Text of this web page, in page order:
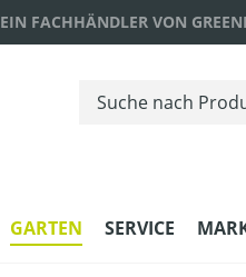
EIN FACHHÄNDLER VON
GARTEN SERVICE